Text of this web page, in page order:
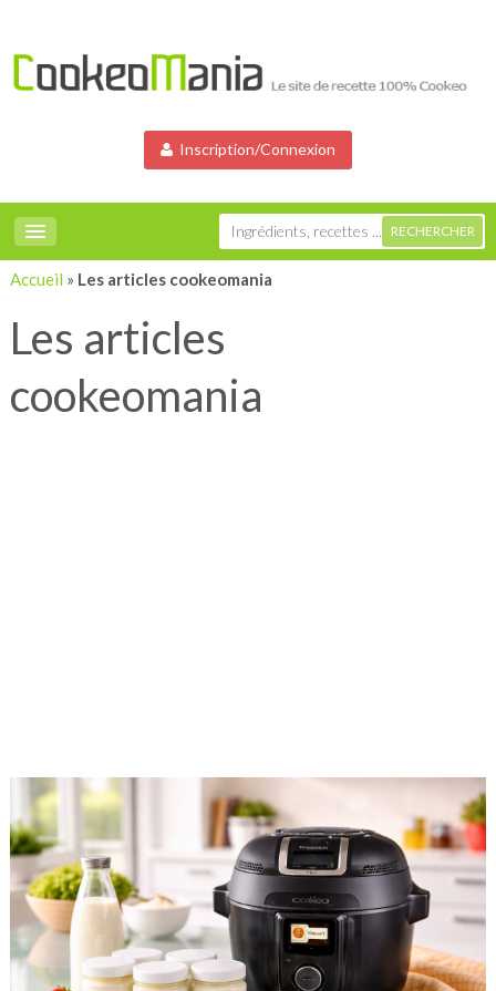
Inscription/Connexion
Accueil » Les articles cookeomania
Les articles
cookeomania